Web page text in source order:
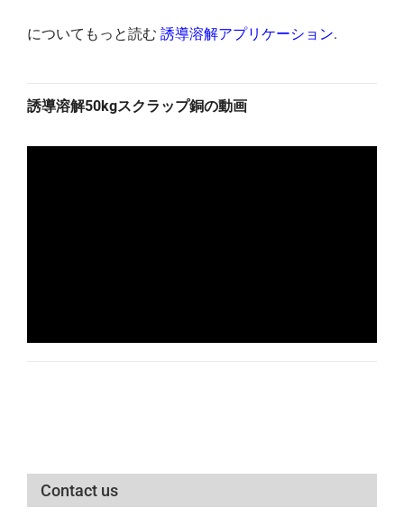
についてもっと読む 誘導溶解アプリケーション.
誘導溶解50kgスクラップ銅の動画
Contact us